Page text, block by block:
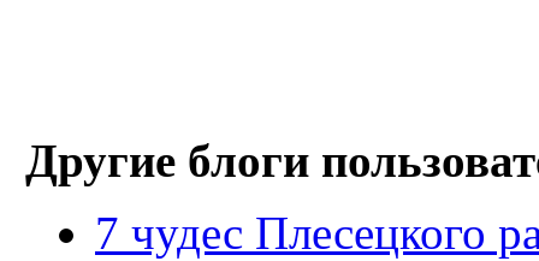
Другие блоги
7 чудес Плесецкого